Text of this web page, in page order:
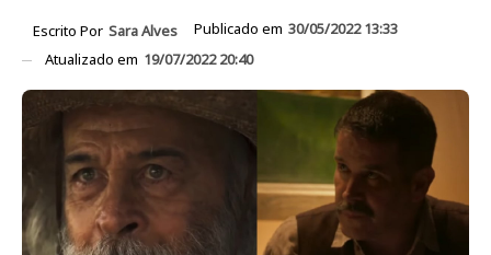
Escrito Por Sara Alves Publicado em 30/05/2022 13:33
Atualizado em 19/07/2022 20:40